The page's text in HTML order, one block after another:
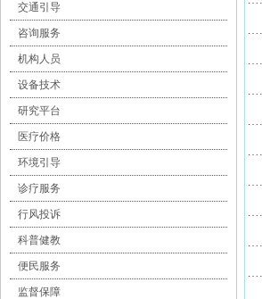
交通引导
咨询服务
机构人员
设备技术
研究平台
医疗价格
环境引导
诊疗服务
行风投诉
科普健教
便民服务
监督保障